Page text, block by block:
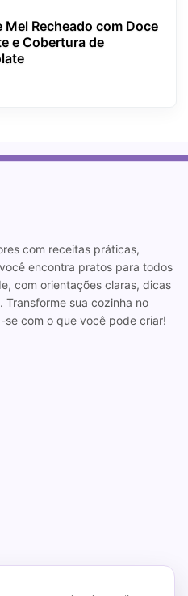
Mel Recheado com Doce
e Cobertura de
com receitas práticas,
encontra pratos para todos
com orientações claras, dicas
Transforme sua cozinha no
com o que você pode criar!